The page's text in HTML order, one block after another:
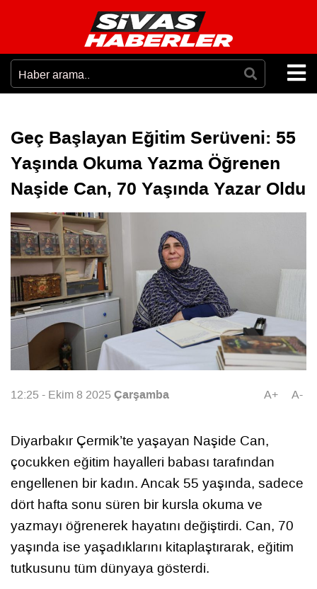
Geç Başlayan Eğitim Serüveni: 55
Yaşında Okuma Yazma Öğrenen
Naşide Can, 70 Yaşında Yazar Oldu
12:25 - Ekim 8 2025Çarşamba A+ A-
Diyarbakır Çermik’te yaşayan Naşide Can,
çocukken eğitim hayalleri babası tarafından
engellenen bir kadın. Ancak 55 yaşında, sadece
dört hafta sonu süren bir kursla okuma ve
yazmayı öğrenerek hayatını değiştirdi. Can, 70
yaşında ise yaşadıklarını kitaplaştırarak, eğitim
tutkusunu tüm dünyaya gösterdi.